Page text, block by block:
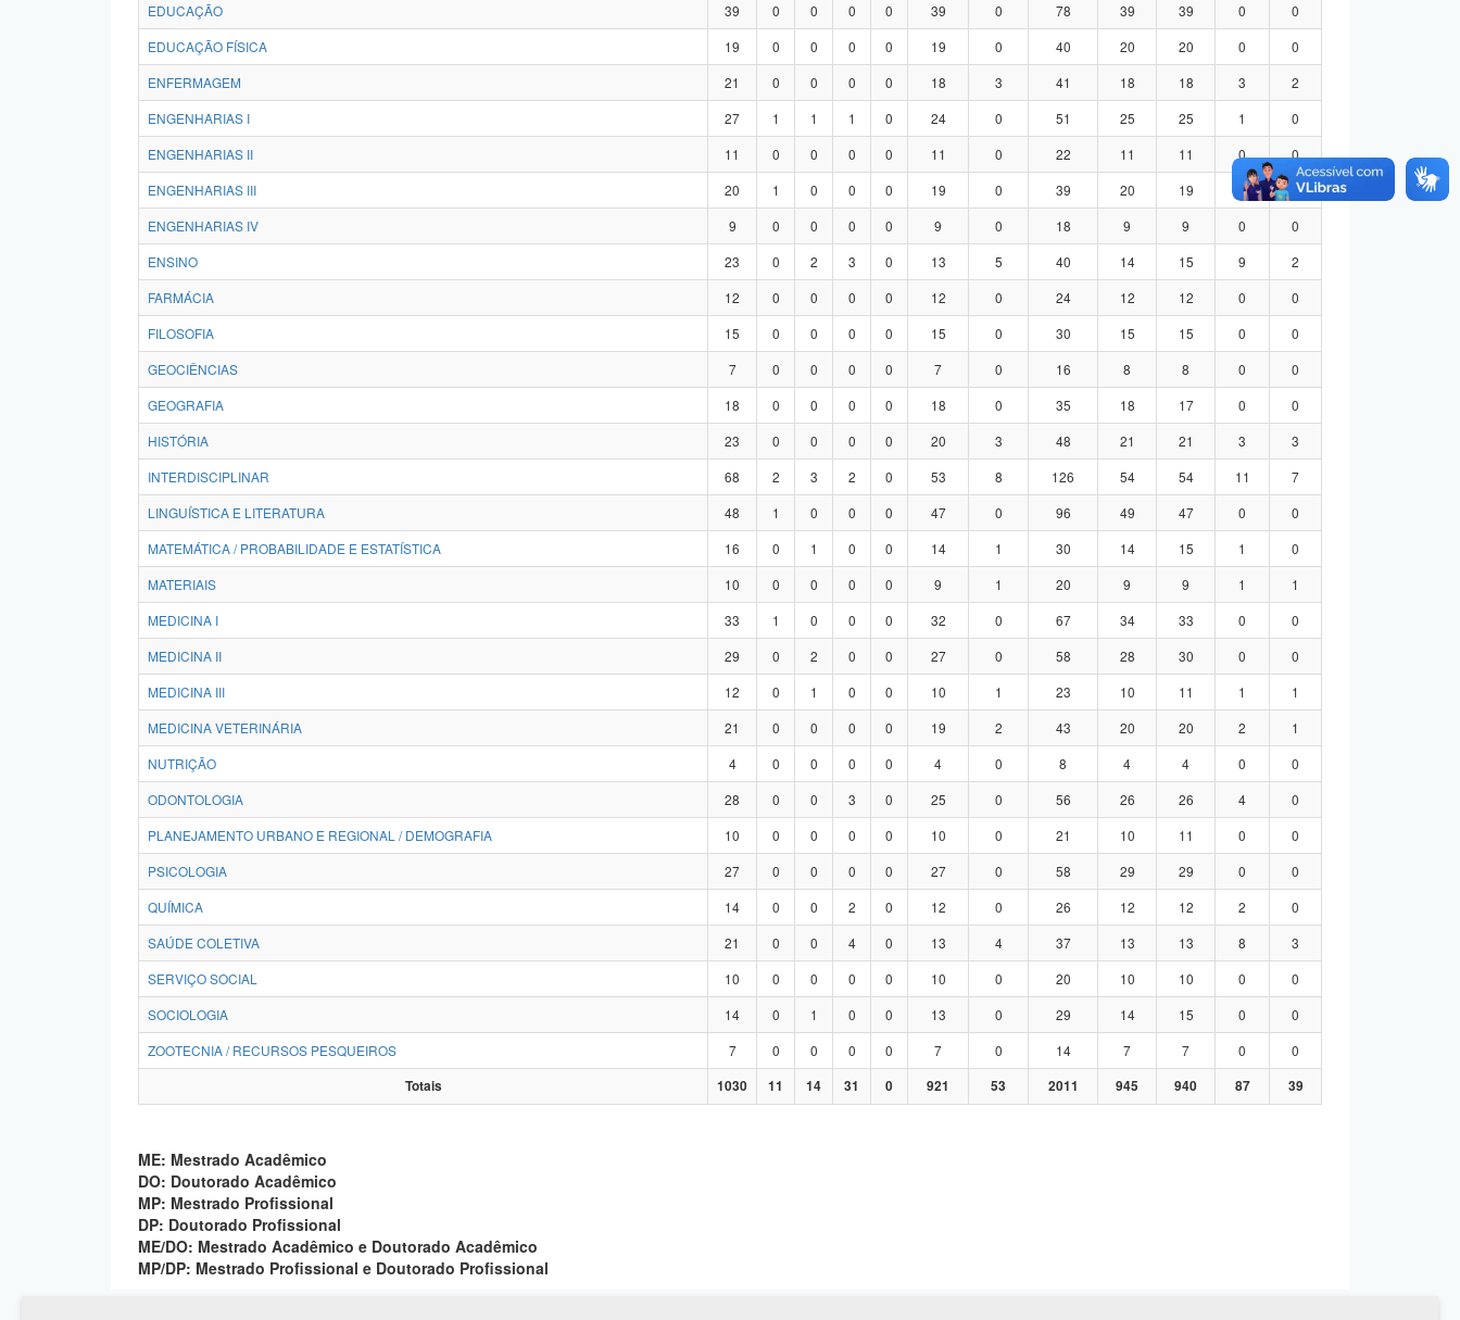
EDUCAÇÃO
39 0 0 0 0 39 0 78 39 39 0
0
EDUCAÇÃO FÍSICA
19 0 0 0 0 19 0 40 20 20 0
0
ENFERMAGEM
21 0 0 0 0 18 3 41 18 18 3
2
ENGENHARIAS I
27 1 1 1 0 24 0 51 25 25 1
0
ENGENHARIAS II
11 0 0 0 0 11 0 22 11 11 0
0
ENGENHARIAS III
20 1 0 0 0 19 0 39 20 19 0
0
ENGENHARIAS IV
9 0 0 0 0 9 0 18 9 9 0
0
ENSINO
23 0 2 3 0 13 5 40 14 15 9
2
FARMÁCIA
12 0 0 0 0 12 0 24 12 12 0
0
FILOSOFIA
15 0 0 0 0 15 0 30 15 15 0
0
GEOCIÊNCIAS
7 0 0 0 0 7 0 16 8 8 0
0
GEOGRAFIA
18 0 0 0 0 18 0 35 18 17 0
0
HISTÓRIA
23 0 0 0 0 20 3 48 21 21 3
3
INTERDISCIPLINAR
68 2 3 2 0 53 8 126 54 54 11
7
LINGUÍSTICA E LITERATURA
48 1 0 0 0 47 0 96 49 47 0
0
MATEMÁTICA / PROBABILIDADE E ESTATÍSTICA
16 0 1 0 0 14 1 30 14 15 1
0
MATERIAIS
10 0 0 0 0 9 1 20 9 9 1
1
MEDICINA I
33 1 0 0 0 32 0 67 34 33 0
0
MEDICINA II
29 0 2 0 0 27 0 58 28 30 0
0
MEDICINA III
12 0 1 0 0 10 1 23 10 11 1
1
MEDICINA VETERINÁRIA
21 0 0 0 0 19 2 43 20 20 2
1
NUTRIÇÃO
4 0 0 0 0 4 0 8 4 4 0
0
ODONTOLOGIA
28 0 0 3 0 25 0 56 26 26 4
0
PLANEJAMENTO URBANO E REGIONAL / DEMOGRAFIA
10 0 0 0 0 10 0 21 10 11 0
0
PSICOLOGIA
27 0 0 0 0 27 0 58 29 29 0
0
QUÍMICA
14 0 0 2 0 12 0 26 12 12 2
0
SAÚDE COLETIVA
21 0 0 4 0 13 4 37 13 13 8
3
SERVIÇO SOCIAL
10 0 0 0 0 10 0 20 10 10 0
0
SOCIOLOGIA
14 0 1 0 0 13 0 29 14 15 0
0
ZOOTECNIA / RECURSOS PESQUEIROS
7 0 0 0 0 7 0 14 7 7 0
0
Totais
1030 11 14 31 0 921 53 2011 945 940 87 39
ME: Mestrado Acadêmico
DO: Doutorado Acadêmico
MP: Mestrado Profissional
DP: Doutorado Profissional
ME/DO: Mestrado Acadêmico e Doutorado Acadêmico
MP/DP: Mestrado Profissional e Doutorado Profissional